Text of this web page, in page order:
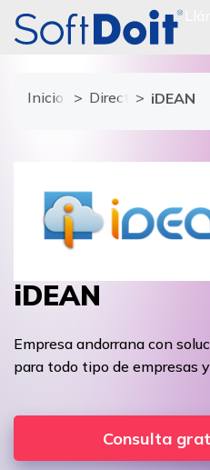
Inicio Directorio deiDEAN
iDEAN
Empresa andorrana con
para todo tipo de empresas
Consulta